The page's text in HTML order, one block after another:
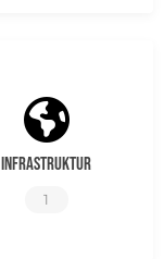
Infrastruktur
1